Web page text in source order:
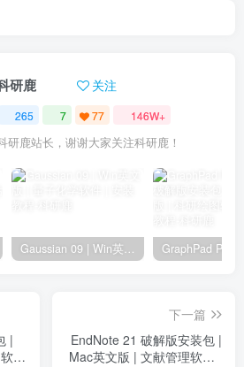
研鹿 关注
265 7 77 146W+
研鹿站长，谢谢大家关注科研鹿！
Gaussian 09 | Win英文版 | 量子化学软件 | 安装教程
|
件
下一篇
EndNote 21 破解版安装包 |
Mac英文版 | 文献管理软件 |